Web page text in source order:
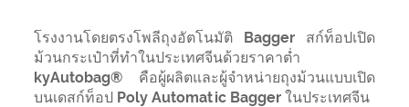
โรงงานโดยตรงโพลีถุงอัตโนมัติ Bagger สก์ท็อปเปิด
ม้วนกระเป๋าที่ทำในประเทศจีนด้วยราคาต่ำ
kyAutobag® คือผู้ผลิตและผู้จำหน่ายถุงม้วนแบบเปิด
บนเดสก์ท็อป Poly Automatic Bagger ในประเทศจีน